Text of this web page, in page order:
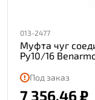
013-2477
Муфта чуг
Ру10/16
Под заказ
7 356.46 ₽